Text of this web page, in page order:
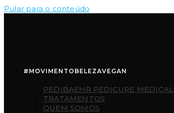
Pular para o conteúdo
#MOVIMENTOBELEZAVEGAN
PEDIBAEHR PEDICURE MEDICAL
TRATAMENTOS
QUEM SOMOS